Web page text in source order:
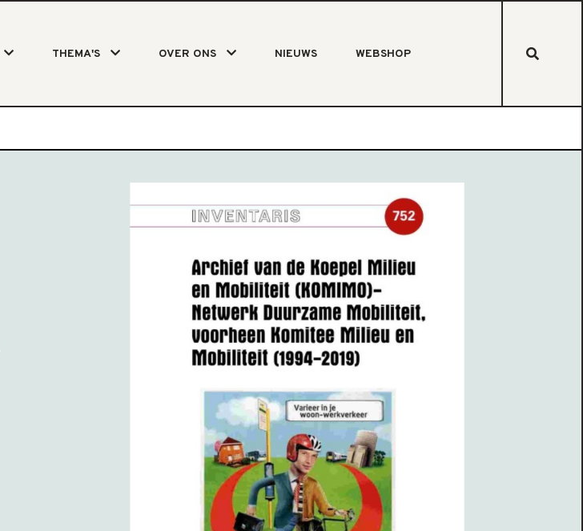
THEMA'S OVER ONS NIEUWS WEBSHOP